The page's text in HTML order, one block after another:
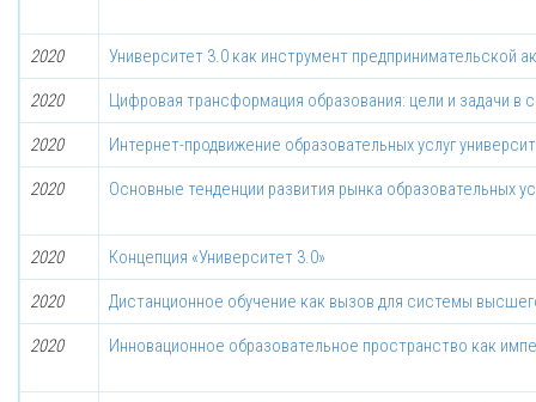
2020 Университет 3.0 как инструмент предпринимательской
2020 Цифровая трансформация образования: цели и задачи в
2020 Интернет-продвижение образовательных услуг
2020 Основные тенденции развития рынка образовательных
2020 Концепция «Университет 3.0»
2020 Дистанционное обучение как вызов для системы
2020 Инновационное образовательное пространство как